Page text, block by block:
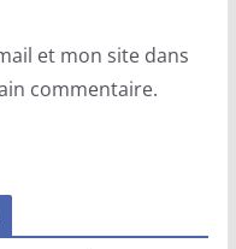
et mon site dans
commentaire.